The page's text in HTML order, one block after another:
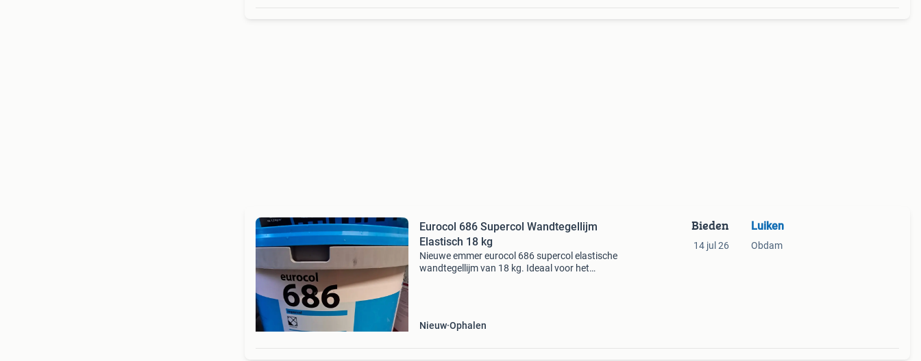
Eurocol 686 Supercol Wandtegellijm
Elastisch 18 kg
Nieuwe emmer eurocol 686 supercol elastische
wandtegellijm van 18 kg. Ideaal voor het
Nieuw Ophalen
Bieden
14 jul 26
Luiken
Obdam